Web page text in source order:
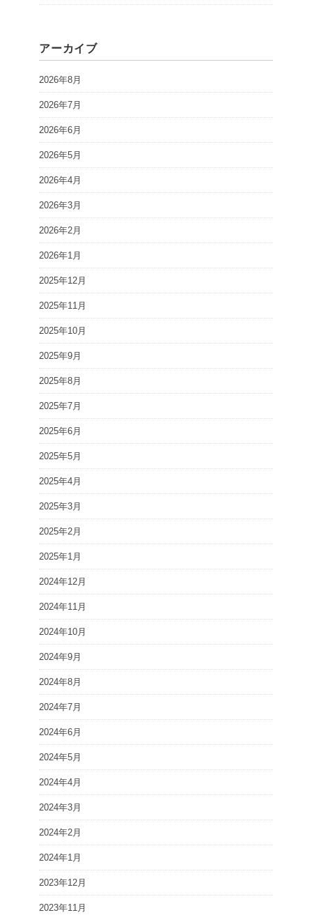
アーカイブ
2026年8月
2026年7月
2026年6月
2026年5月
2026年4月
2026年3月
2026年2月
2026年1月
2025年12月
2025年11月
2025年10月
2025年9月
2025年8月
2025年7月
2025年6月
2025年5月
2025年4月
2025年3月
2025年2月
2025年1月
2024年12月
2024年11月
2024年10月
2024年9月
2024年8月
2024年7月
2024年6月
2024年5月
2024年4月
2024年3月
2024年2月
2024年1月
2023年12月
2023年11月